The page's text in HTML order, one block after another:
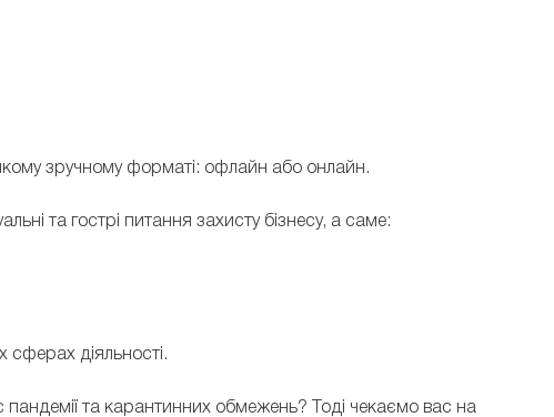
зручному форматі: офлайн або онлайн.
та гострі питання захисту бізнесу, а саме:
сферах діяльності.
пандемії та карантинних обмежень? Тоді чекаємо вас на